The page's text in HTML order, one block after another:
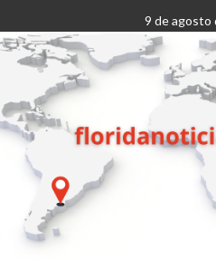
al
contenido
9 de agosto